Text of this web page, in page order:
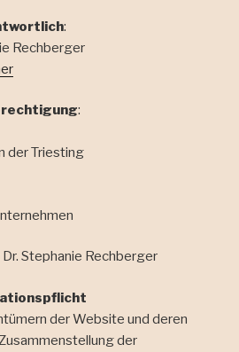
:
Rechberger
:
der Triesting
Dr. Stephanie Rechberger
der Website und deren
der